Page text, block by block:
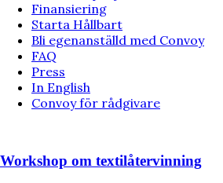
Finansiering
Starta Hållbart
Bli egenanställd med Convoy
FAQ
Press
In English
Convoy för rådgivare
Workshop om textilåtervinning